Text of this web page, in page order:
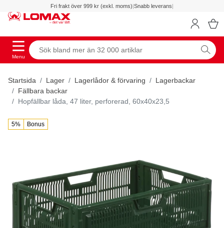
Fri frakt över 999 kr (exkl. moms)|Snabb leverans|
Menu
Startsida Lager Lagerlådor & förvaring
Lagerbackar
Fällbara backar
Hopfällbar låda, 47 liter, perforerad, 60x40x23,5
5% Bonus